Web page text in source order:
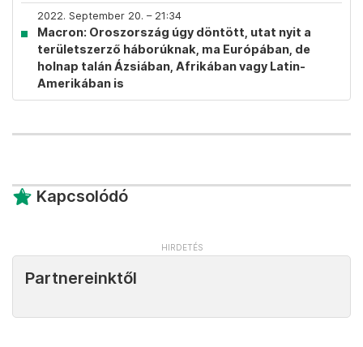
2022. September 20. – 21:34
Macron: Oroszország úgy döntött, utat nyit a
területszerző háborúknak, ma Európában, de
holnap talán Ázsiában, Afrikában vagy Latin-
Amerikában is
Kapcsolódó
Partnereinktől